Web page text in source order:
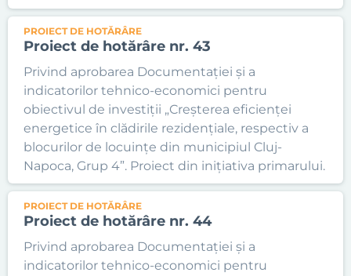
PROIECT DE HOTĂRÂRE
Proiect de hotărâre nr. 43
Privind aprobarea Documentației și a
indicatorilor tehnico-economici pentru
obiectivul de investiții „Creșterea eficienței
energetice în clădirile rezidențiale, respectiv a
blocurilor de locuințe din municipiul Cluj-
Napoca, Grup 4”. Proiect din inițiativa primarului.
PROIECT DE HOTĂRÂRE
Proiect de hotărâre nr. 44
Privind aprobarea Documentației și a
indicatorilor tehnico-economici pentru